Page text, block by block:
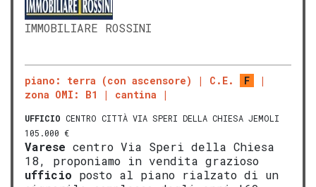
IMMOBILIARE ROSSINI
piano: terra (con ascensore) C.E.
F
zona OMI: B1
cantina
UFFICIO CENTRO CITTÀ VIA SPERI DELLA CHIESA JEMOLI
105.000 €
Varese centro Via Speri della Chiesa
18, proponiamo in vendita grazioso
ufficio posto al piano rialzato di un